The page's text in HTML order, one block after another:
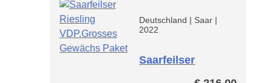
Deutschland | Saar |
2022
Saarfeilser